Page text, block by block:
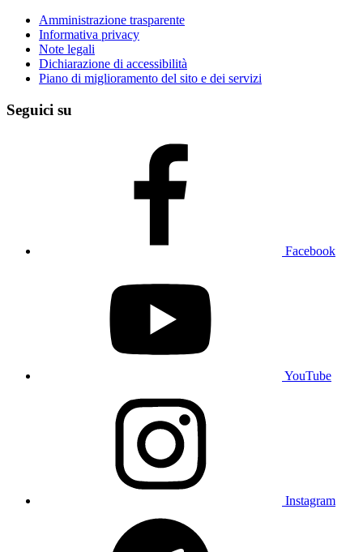
Amministrazione trasparente
Informativa privacy
Note legali
Dichiarazione di accessibilità
Piano di miglioramento del sito e dei servizi
Seguici su
Facebook
YouTube
Instagram